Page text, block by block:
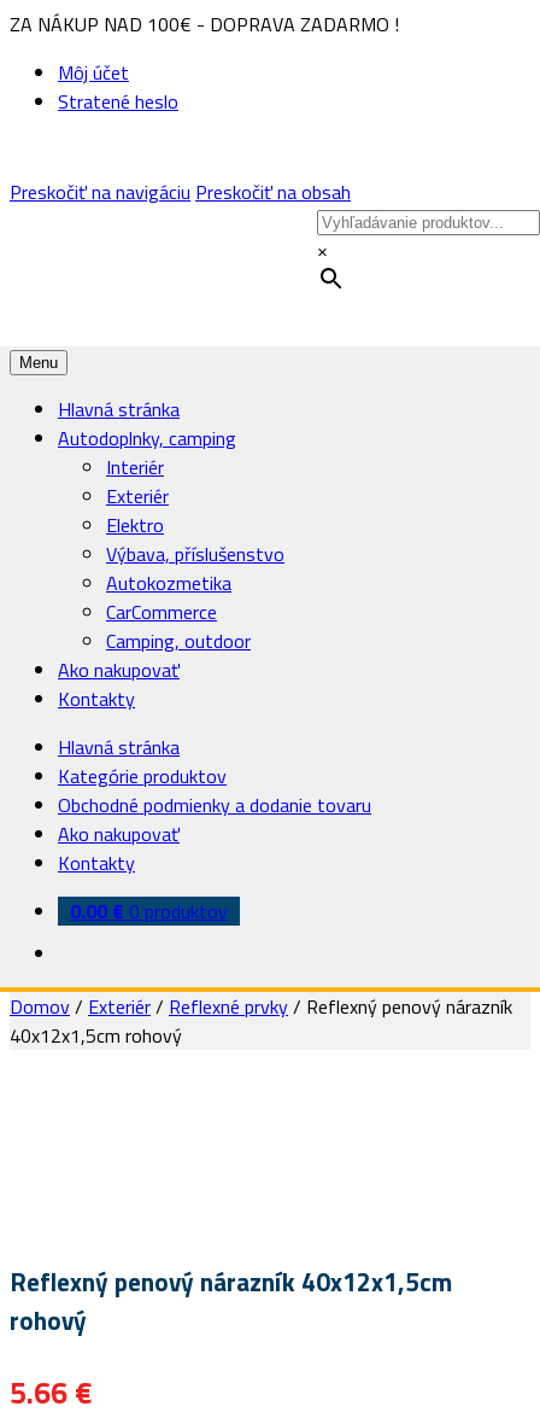
ZA NÁKUP NAD 100€ - DOPRAVA ZADARMO !
Môj účet
Stratené heslo
Preskočiť na navigáciu Preskočiť na obsah
×
Menu
Hlavná stránka
Autodoplnky, camping
Interiér
Exteriér
Elektro
Výbava, příslušenstvo
Autokozmetika
CarCommerce
Camping, outdoor
Ako nakupovať
Kontakty
Hlavná stránka
Kategórie produktov
Obchodné podmienky a dodanie tovaru
Ako nakupovať
Kontakty
0.00 € 0 produktov
Domov/ Exteriér/ Reflexné prvky/ Reflexný penový nárazník
40x12x1,5cm rohový
Reflexný penový nárazník 40x12x1,5cm
rohový
5.66€